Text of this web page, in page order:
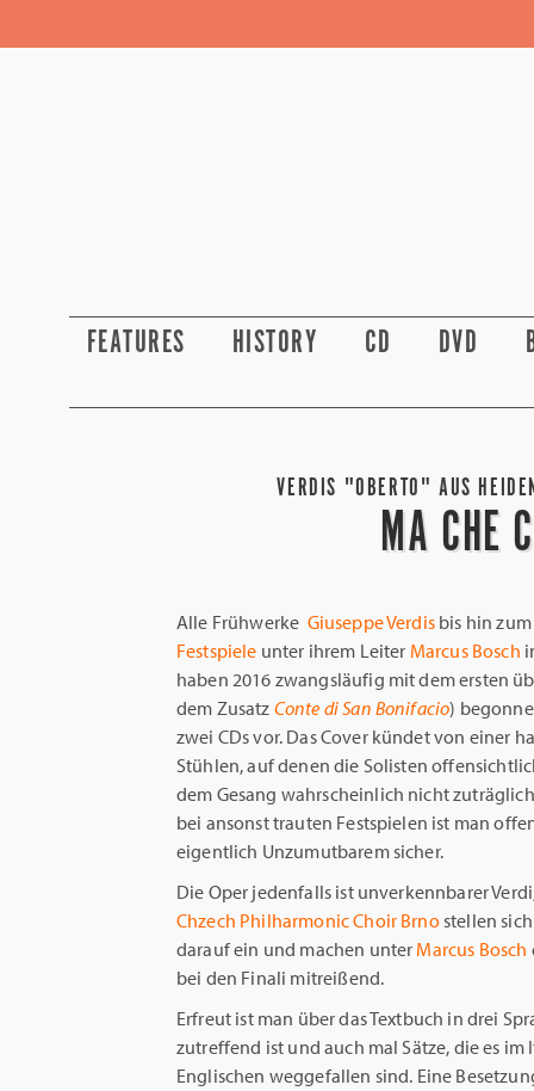
FEATURES HISTORY CD DVD
VERDIS "OBERTO" AUS
MA CHE
Alle Frühwerke Giuseppe Verdisbis hin
Festspiele unter ihrem Leiter Marcus Bosch
haben 2016 zwangsläufig mit dem ersten
dem Zusatz Conte di San Bonifacio)
zwei CDs vor. Das Cover kündet von einer
Stühlen, auf denen die Solisten
dem Gesang wahrscheinlich nicht
bei ansonst trauten Festspielen ist man
eigentlich Unzumutbarem sicher.
Die Oper jedenfalls ist unverkennbarer
Chzech PhilharmonicChoir Brnostellen
darauf ein und machen unter Marcus Bosch
bei den Finali mitreißend.
Erfreut ist man über das Textbuch in drei
zutreffend ist und auch mal Sätze, die es
Englischen weggefallen sind. Eine